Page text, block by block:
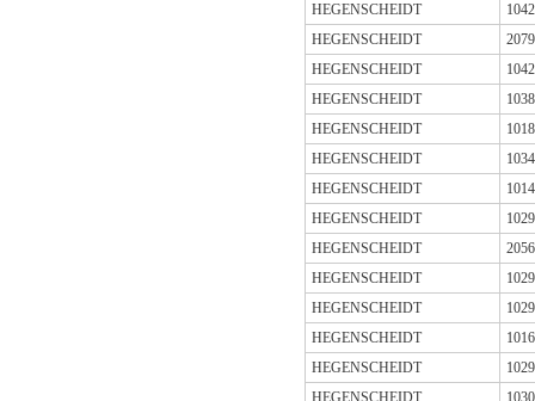
HEGENSCHEIDT
HEGENSCHEIDT
HEGENSCHEIDT
HEGENSCHEIDT
HEGENSCHEIDT
HEGENSCHEIDT
HEGENSCHEIDT
HEGENSCHEIDT
HEGENSCHEIDT
HEGENSCHEIDT
HEGENSCHEIDT
HEGENSCHEIDT
HEGENSCHEIDT
HEGENSCHEIDT